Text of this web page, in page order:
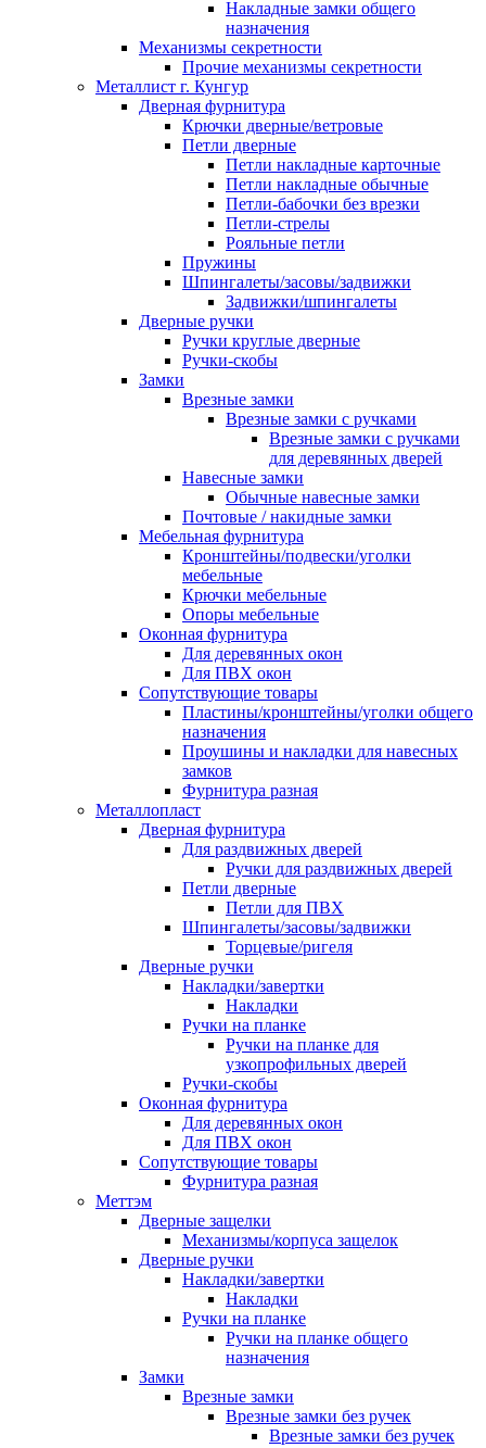
Накладные замки общего
назначения
Механизмы секретности
Прочие механизмы секретности
Металлист г. Кунгур
Дверная фурнитура
Крючки дверные/ветровые
Петли дверные
Петли накладные карточные
Петли накладные обычные
Петли-бабочки без врезки
Петли-стрелы
Рояльные петли
Пружины
Шпингалеты/засовы/задвижки
Задвижки/шпингалеты
Дверные ручки
Ручки круглые дверные
Ручки-скобы
Замки
Врезные замки
Врезные замки с ручками
Врезные замки с ручками
для деревянных дверей
Навесные замки
Обычные навесные замки
Почтовые / накидные замки
Мебельная фурнитура
Кронштейны/подвески/уголки
мебельные
Крючки мебельные
Опоры мебельные
Оконная фурнитура
Для деревянных окон
Для ПВХ окон
Сопутствующие товары
Пластины/кронштейны/уголки общего
назначения
Проушины и накладки для навесных
замков
Фурнитура разная
Металлопласт
Дверная фурнитура
Для раздвижных дверей
Ручки для раздвижных дверей
Петли дверные
Петли для ПВХ
Шпингалеты/засовы/задвижки
Торцевые/ригеля
Дверные ручки
Накладки/завертки
Накладки
Ручки на планке
Ручки на планке для
узкопрофильных дверей
Ручки-скобы
Оконная фурнитура
Для деревянных окон
Для ПВХ окон
Сопутствующие товары
Фурнитура разная
Меттэм
Дверные защелки
Механизмы/корпуса защелок
Дверные ручки
Накладки/завертки
Накладки
Ручки на планке
Ручки на планке общего
назначения
Замки
Врезные замки
Врезные замки без ручек
Врезные замки без ручек